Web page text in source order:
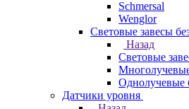
Schmersal
Wenglor
Световые завесы
Назад
Световые
Однолучевые
Датчики уровня